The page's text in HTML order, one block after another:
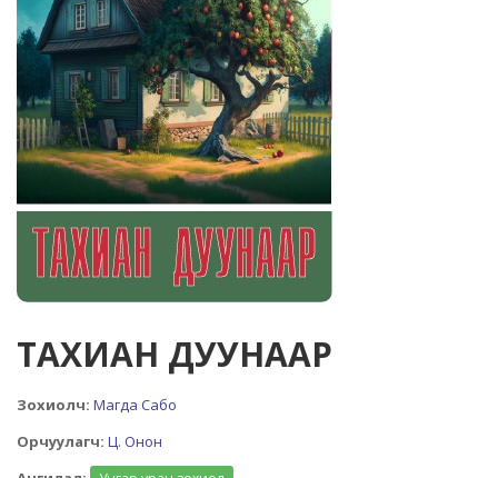
ТАХИАН ДУУНААР
Зохиолч: Магда Сабо
Орчуулагч: Ц. Онон